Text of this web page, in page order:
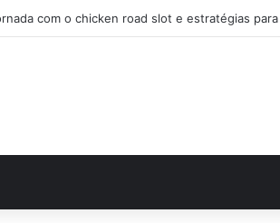
Audaz estrategia en chicken road casino